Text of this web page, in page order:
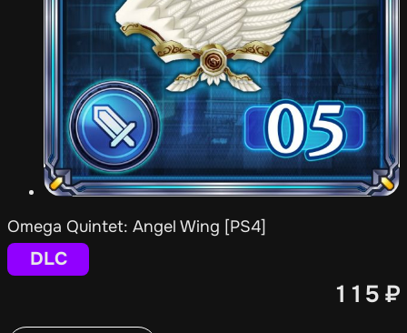
Omega Quintet: Angel Wing [PS4]
DLC
115 ₽